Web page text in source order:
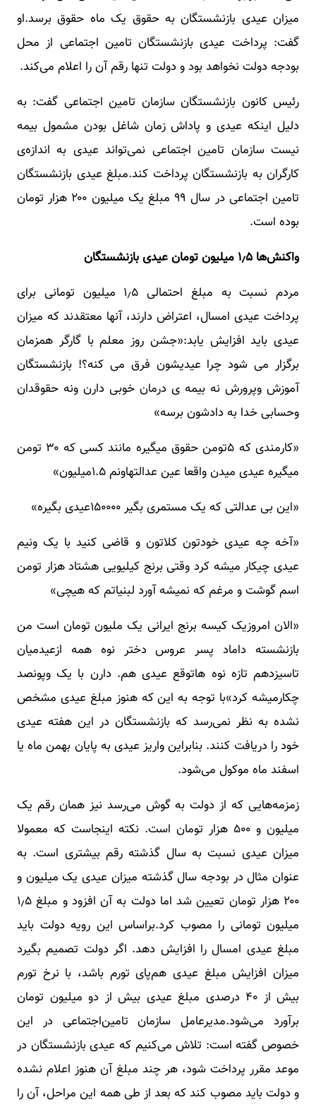
میزان عیدی بازنشستگان به حقوق یک ماه حقوق برسد.او
گفت: پرداخت عیدی بازنشستگان تامین اجتماعی از محل
بودجه دولت نخواهد بود و دولت تنها رقم آن را اعلام می‌کند.
رئیس کانون بازنشستگان سازمان تامین اجتماعی گفت: به
دلیل اینکه عیدی و پاداش زمان شاغل بودن مشمول بیمه
نیست سازمان تامین اجتماعی نمی‌تواند عیدی به اندازه‌ی
کارگران به بازنشستگان پرداخت کند.مبلغ عیدی بازنشستگان
تامین اجتماعی در سال ۹۹ مبلغ یک میلیون ۲۰۰ هزار تومان
بوده است.
واکنش‌ها ۱٫۵ میلیون تومان عیدی بازنشستگان
مردم نسبت به مبلغ احتمالی ۱٫۵ میلیون تومانی برای
پرداخت عیدی امسال، اعتراض دارند، آنها معتقدند که میزان
عیدی باید افزایش یابد:«جشن روز معلم با گارگر همزمان
برگزار می شود چرا عیدیشون فرق می کنه؟! بازنشستگان
آموزش وپرورش نه بیمه ی درمان خوبی دارن ونه حقوقدان
وحسابی خدا به دادشون برسه»
«کارمندی که ۵تومن حقوق میگیره مانند کسی که ۳۰ تومن
میگیره عیدی میدن واقعا عین عدالتهاونم ۱.۵میلیون»
«این بی عدالتی که یک مستمری بگیر ۱۵۰۰۰۰عیدی بگیره»
«آخه چه عیدی خودتون کلاتون و قاضی کنید با یک ونیم
عیدی چیکار میشه کرد وقتی برنج کیلیویی هشتاد هزار تومن
اسم گوشت و مرغم که نمیشه آورد لبنیاتم که هیچی»
«الان امروزیک کیسه برنج ایرانی یک ملیون تومان است من
بازنشسته داماد پسر عروس دختر نوه همه ازعیدمیان
تاسیزدهم تازه نوه هاتوقع عیدی هم. دارن با یک وپونصد
چکارمیشه کرد»با توجه به این که هنوز مبلغ عیدی مشخص
نشده به نظر نمی‌رسد که بازنشستگان در این هفته عیدی
خود را دریافت کنند. بنابراین واریز عیدی به پایان بهمن ماه یا
اسفند ماه موکول می‌شود.
زمزمه‌هایی که از دولت به گوش می‌رسد نیز همان رقم یک
میلیون و ۵۰۰ هزار تومان است. نکته اینجاست که معمولا
میزان عیدی نسبت به سال گذشته رقم بیشتری است. به
عنوان مثال در بودجه سال گذشته میزان عیدی یک میلیون و
۲۰۰ هزار تومان تعیین شد اما دولت به آن افزود و مبلغ ۱٫۵
میلیون تومانی را مصوب کرد.براساس این رویه دولت باید
مبلغ عیدی امسال را افزایش دهد. اگر دولت تصمیم بگیرد
میزان افزایش مبلغ عیدی هم‌پای تورم باشد، با نرخ تورم
بیش از ۴۰ درصدی مبلغ عیدی بیش از دو میلیون تومان
برآورد می‌شود.مدیرعامل سازمان تامین‌اجتماعی در این
خصوص گفته است: تلاش می‌کنیم که عیدی بازنشستگان در
موعد مقرر پرداخت شود، هر چند مبلغ آن هنوز اعلام نشده
و دولت باید مصوب کند که بعد از طی همه این مراحل، آن را